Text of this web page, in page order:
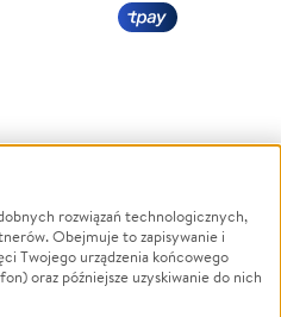
Powódź
Wichura
NGO
rozwiązań technologicznych,
Obejmuje to zapisywanie i
Twojego urządzenia końcowego
oraz późniejsze uzyskiwanie do nich